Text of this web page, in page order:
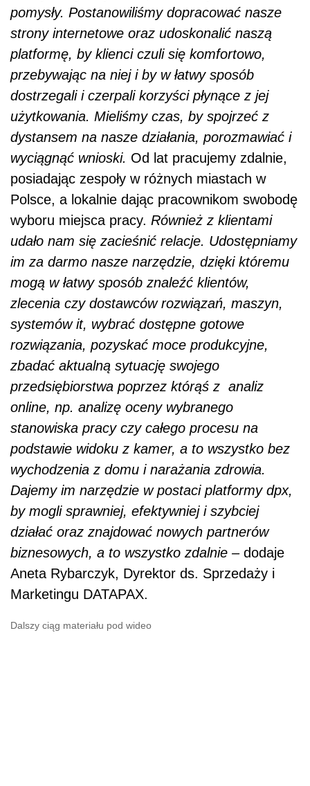
pomysły. Postanowiliśmy dopracować nasze
strony internetowe oraz udoskonalić naszą
platformę, by klienci czuli się komfortowo,
przebywając na niej i by w łatwy sposób
dostrzegali i czerpali korzyści płynące z jej
użytkowania. Mieliśmy czas, by spojrzeć z
dystansem na nasze działania, porozmawiać i
wyciągnąć wnioski. Od lat pracujemy zdalnie,
posiadając zespoły w różnych miastach w
Polsce, a lokalnie dając pracownikom swobodę
wyboru miejsca pracy. Również z klientami
udało nam się zacieśnić relacje. Udostępniamy
im za darmo nasze narzędzie, dzięki któremu
mogą w łatwy sposób znaleźć klientów,
zlecenia czy dostawców rozwiązań, maszyn,
systemów it, wybrać dostępne gotowe
rozwiązania, pozyskać moce produkcyjne,
zbadać aktualną sytuację swojego
przedsiębiorstwa poprzez którąś z analiz
online, np. analizę oceny wybranego
stanowiska pracy czy całego procesu na
podstawie widoku z kamer, a to wszystko bez
wychodzenia z domu i narażania zdrowia.
Dajemy im narzędzie w postaci platformy dpx,
by mogli sprawniej, efektywniej i szybciej
działać oraz znajdować nowych partnerów
biznesowych, a to wszystko zdalnie – dodaje
Aneta Rybarczyk, Dyrektor ds. Sprzedaży i
Marketingu DATAPAX.
Dalszy ciąg materiału pod wideo